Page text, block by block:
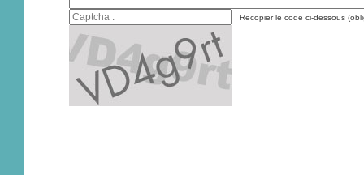
Recopier le code ci-dessous